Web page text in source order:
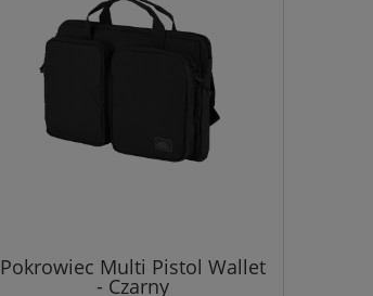
Pokrowiec Multi Pistol Wallet
- Czarny